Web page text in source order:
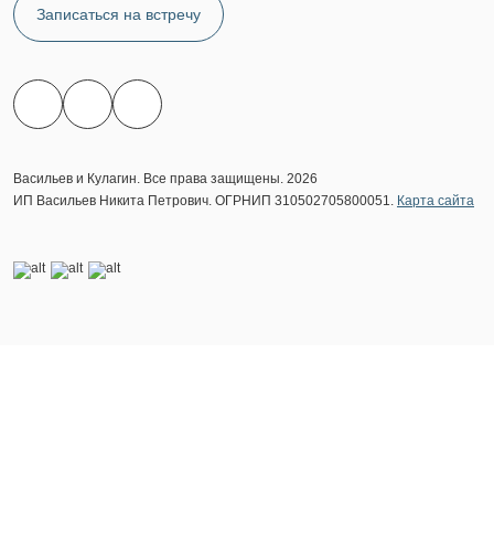
Записаться на встречу
Васильев и Кулагин. Все права защищены. 2026
ИП Васильев Никита Петрович. ОГРНИП 310502705800051. Карта сайта